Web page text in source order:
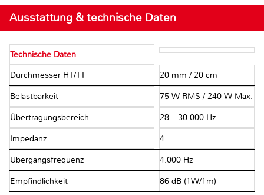
Ausstattung & technische Daten
Technische Daten
Durchmesser HT/TT 20 mm / 20 cm
Belastbarkeit 75 W RMS / 240 W Max.
Übertragungsbereich 28 – 30.000 Hz
Impedanz 4 Ω
Übergangsfrequenz 4.000 Hz
Empfindlichkeit 86 dB (1W/1m)